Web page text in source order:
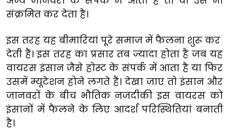
संक्रमित कर देता है।
इस तरह यह बीमारियां पूरे समाज में फैलना शुरू कर
देती हैं। इस तरह का प्रसार तब ज्यादा होता है जब यह
वायरस इंसान जैसे होस्ट के संपर्क में आता है या फिर
उसमें म्यूटेशन होने लगते हैं। देखा जाए तो इंसान और
जानवरों के बीच भौतिक नजदीकी इस वायरस को
इंसानों में फैलने के लिए आदर्श परिस्थितियां बनाती
है।